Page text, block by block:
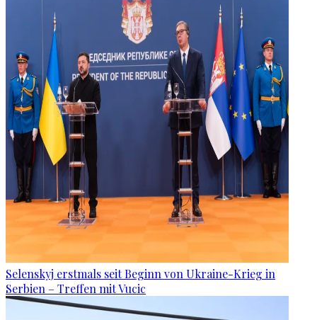
Selenskyj erstmals seit Beginn von Ukraine-Krieg in
Serbien – Treffen mit Vucic